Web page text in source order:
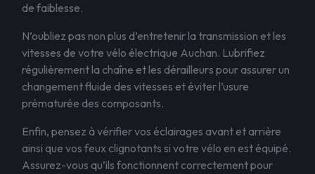
de faiblesse.
N’oubliez pas non plus d’entretenir la transmission et les
vitesses de votre vélo électrique Auchan. Lubrifiez
régulièrement la chaîne et les dérailleurs pour assurer un
changement fluide des vitesses et éviter l’usure
prématurée des composants.
Enfin, pensez à vérifier vos éclairages avant et arrière
ainsi que vos feux clignotants si votre vélo en est équipé.
Assurez-vous qu’ils fonctionnent correctement pour